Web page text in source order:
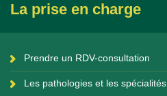
La prise en charge
Prendre un RDV-consultation
Les pathologies et les spécialités